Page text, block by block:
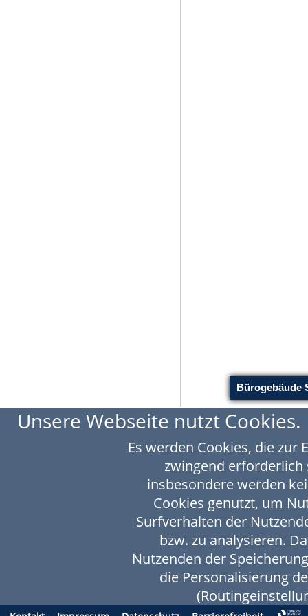
Unsere Webseite nutzt Cookies.
Es werden Cookies, die
zwingend erforderlich
insbesondere werden
Cookies genutzt, um
Surfverhalten der
bzw. zu analysieren.
Nutzenden der
die Personalisierung